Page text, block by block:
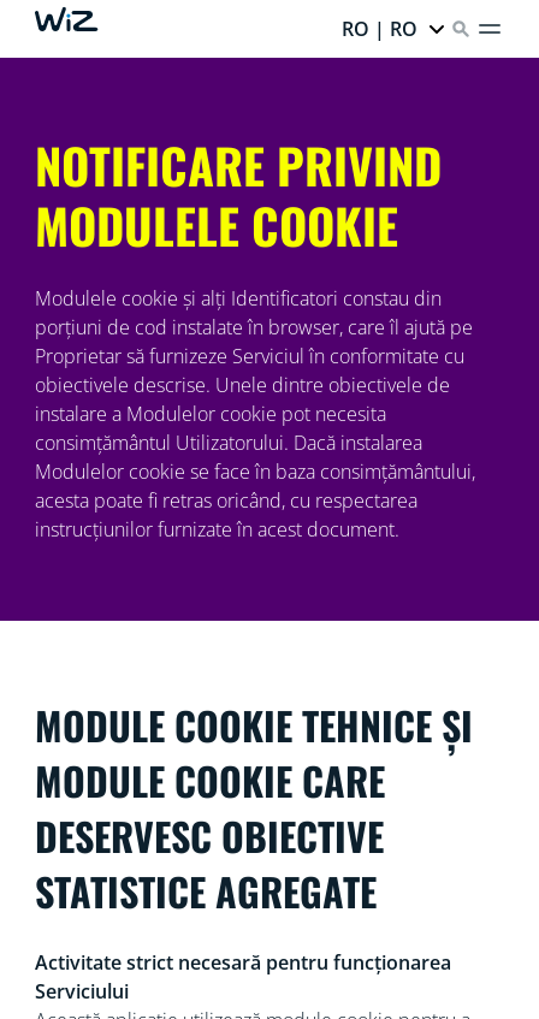
RO | RO
NOTIFICARE PRIVIND
MODULELE COOKIE
Modulele cookie și alți Identificatori constau din
porțiuni de cod instalate în browser, care îl ajută pe
Proprietar să furnizeze Serviciul în conformitate cu
obiectivele descrise. Unele dintre obiectivele de
instalare a Modulelor cookie pot necesita
consimțământul Utilizatorului. Dacă instalarea
Modulelor cookie se face în baza consimțământului,
acesta poate fi retras oricând, cu respectarea
instrucțiunilor furnizate în acest document.
MODULE COOKIE TEHNICE ȘI
MODULE COOKIE CARE
DESERVESC OBIECTIVE
STATISTICE AGREGATE
Activitate strict necesară pentru funcționarea
Serviciului